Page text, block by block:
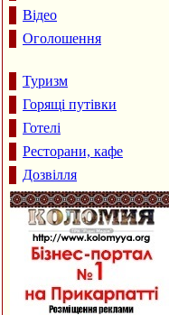
Відео
Оголошення
Туризм
Горящі путівки
Готелі
Ресторани, кафе
Дозвілля